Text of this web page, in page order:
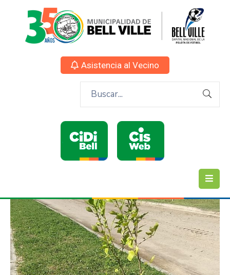
Asistencia al Vecino